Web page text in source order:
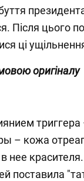
Після цього
ці
оригіналу
триггера
– кожа
нее
поставила